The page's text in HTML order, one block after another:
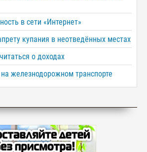
в сети «Интернет»
купания в неотведённых местах
о доходах
железнодорожном транспорте